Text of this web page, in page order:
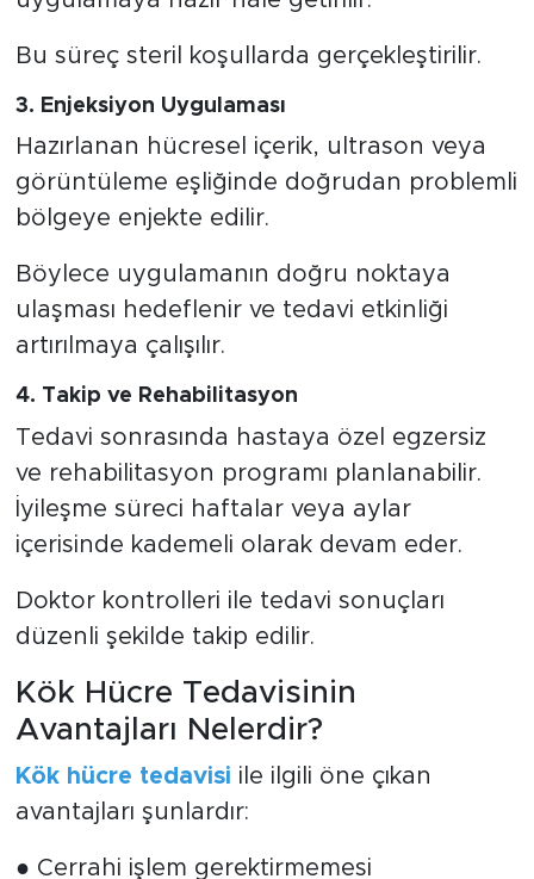
Bu süreç steril koşullarda gerçekleştirilir.
3. Enjeksiyon Uygulaması
Hazırlanan hücresel içerik, ultrason veya
görüntüleme eşliğinde doğrudan problemli
bölgeye enjekte edilir.
Böylece uygulamanın doğru noktaya
ulaşması hedeflenir ve tedavi etkinliği
artırılmaya çalışılır.
4. Takip ve Rehabilitasyon
Tedavi sonrasında hastaya özel egzersiz
ve rehabilitasyon programı planlanabilir.
İyileşme süreci haftalar veya aylar
içerisinde kademeli olarak devam eder.
Doktor kontrolleri ile tedavi sonuçları
düzenli şekilde takip edilir.
Kök Hücre Tedavisinin
Avantajları Nelerdir?
Kök hücre tedavisi ile ilgili öne çıkan
avantajları şunlardır:
● Cerrahi işlem gerektirmemesi